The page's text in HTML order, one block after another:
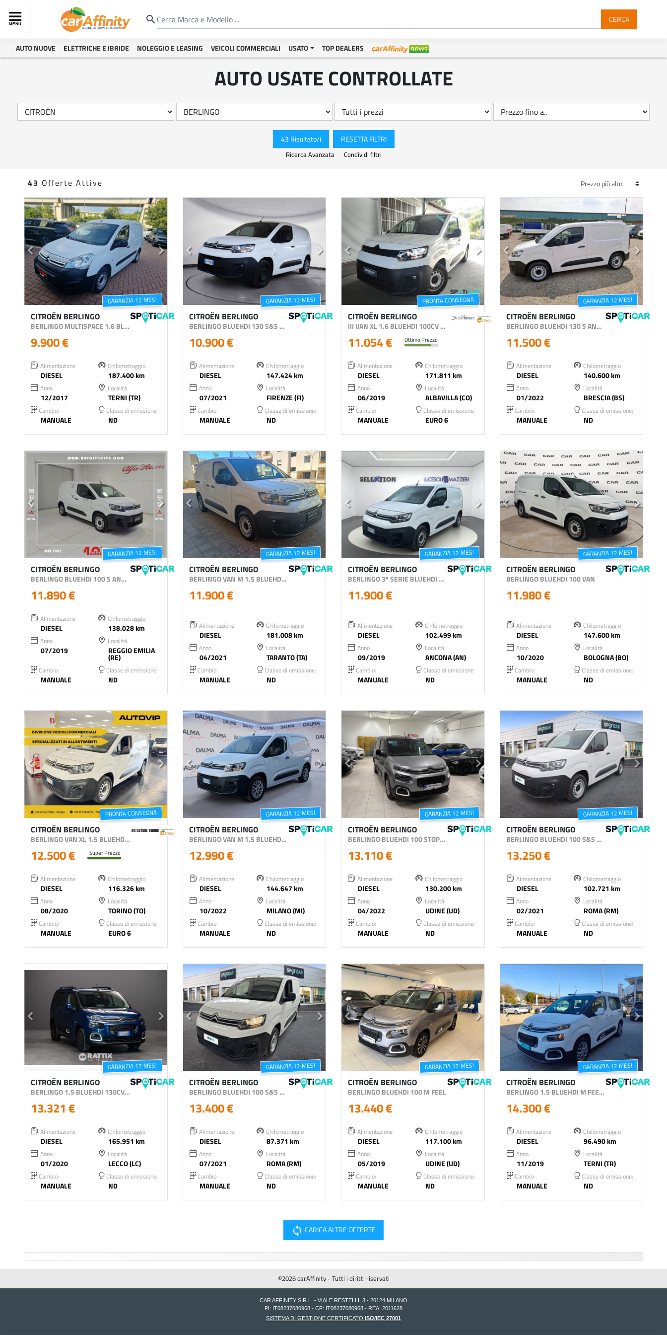
search CERCA
AUTO NUOVE ELETTRICHE E IBRIDE NOLEGGIO E LEASING VEICOLI COMMERCIALI USATO TOP DEALERS
AUTO USATE CONTROLLATE
43 Risultato/i RESETTA FILTRI
Ricerca Avanzata Condividi filtri
43 Offerte Attive
GARANZIA 12 MESI
CITROËN BERLINGO
BERLINGO MULTISPACE 1.6 BLUEHDI FEEL 100CV
9.900 €
Alimentazione
DIESEL
Chilometraggio
187.400 km
Anno
12/2017
Località
TERNI (TR)
Cambio:
MANUALE
Classe di emissione:
ND
GARANZIA 12 MESI
CITROËN BERLINGO
BERLINGO BLUEHDI 130 S&S M CLUB
10.900 €
Alimentazione
DIESEL
Chilometraggio
147.424 km
Anno
07/2021
Località
FIRENZE (FI)
Cambio:
MANUALE
Classe di emissione:
ND
PRONTA CONSEGNA
CITROËN BERLINGO
III VAN XL 1.6 BLUEHDI 100CV S&S CLUB 3P.TI
11.054 € Ottimo Prezzo
Alimentazione
DIESEL
Chilometraggio
171.811 km
Anno
06/2019
Località
ALBAVILLA (CO)
Cambio:
MANUALE
Classe di emissione:
EURO 6
GARANZIA 12 MESI
CITROËN BERLINGO
BERLINGO BLUEHDI 130 S AND S VAN M CLUB
11.500 €
Alimentazione
DIESEL
Chilometraggio
140.600 km
Anno
01/2022
Località
BRESCIA (BS)
Cambio:
MANUALE
Classe di emissione:
ND
GARANZIA 12 MESI
CITROËN BERLINGO
BERLINGO BLUEHDI 100 S AND S VAN M CONTROL FRIGO
11.890 €
Alimentazione
DIESEL
Chilometraggio
138.028 km
Anno
07/2019
Località
REGGIO EMILIA
(RE)
Cambio:
MANUALE
Classe di emissione:
ND
GARANZIA 12 MESI
CITROËN BERLINGO
BERLINGO VAN M 1.5 BLUEHDI 100CV CLUB 3P.TI
11.900 €
Alimentazione
DIESEL
Chilometraggio
181.008 km
Anno
04/2021
Località
TARANTO (TA)
Cambio:
MANUALE
Classe di emissione:
ND
GARANZIA 12 MESI
CITROËN BERLINGO
BERLINGO 3ª SERIE BLUEHDI 75 VAN M CONTROL
11.900 €
Alimentazione
DIESEL
Chilometraggio
102.499 km
Anno
09/2019
Località
ANCONA (AN)
Cambio:
MANUALE
Classe di emissione:
ND
GARANZIA 12 MESI
CITROËN BERLINGO
BERLINGO BLUEHDI 100 VAN
11.980 €
Alimentazione
DIESEL
Chilometraggio
147.600 km
Anno
10/2020
Località
BOLOGNA (BO)
Cambio:
MANUALE
Classe di emissione:
ND
PRONTA CONSEGNA
CITROËN BERLINGO
BERLINGO VAN XL 1.5 BLUEHDI 100CV S&S CLUB 3P.TI
12.500 € Super Prezzo
Alimentazione
DIESEL
Chilometraggio
116.326 km
Anno
08/2020
Località
TORINO (TO)
Cambio:
MANUALE
Classe di emissione:
EURO 6
GARANZIA 12 MESI
CITROËN BERLINGO
BERLINGO VAN M 1.5 BLUEHDI 100CV WORKER 10Q 3P.TI
12.990 €
Alimentazione
DIESEL
Chilometraggio
144.647 km
Anno
10/2022
Località
MILANO (MI)
Cambio:
MANUALE
Classe di emissione:
ND
GARANZIA 12 MESI
CITROËN BERLINGO
BERLINGO BLUEHDI 100 STOP&START M FEEL
13.110 €
Alimentazione
DIESEL
Chilometraggio
130.200 km
Anno
04/2022
Località
UDINE (UD)
Cambio:
MANUALE
Classe di emissione:
ND
GARANZIA 12 MESI
CITROËN BERLINGO
BERLINGO BLUEHDI 100 S&S M CLUB
13.250 €
Alimentazione
DIESEL
Chilometraggio
102.721 km
Anno
02/2021
Località
ROMA (RM)
Cambio:
MANUALE
Classe di emissione:
ND
GARANZIA 12 MESI
CITROËN BERLINGO
BERLINGO 1.5 BLUEHDI 130CV FEEL PACK
13.321 €
Alimentazione
DIESEL
Chilometraggio
165.951 km
Anno
01/2020
Località
LECCO (LC)
Cambio:
MANUALE
Classe di emissione:
ND
GARANZIA 12 MESI
CITROËN BERLINGO
BERLINGO BLUEHDI 100 S&S M CLUB
13.400 €
Alimentazione
DIESEL
Chilometraggio
87.371 km
Anno
07/2021
Località
ROMA (RM)
Cambio:
MANUALE
Classe di emissione:
ND
GARANZIA 12 MESI
CITROËN BERLINGO
BERLINGO BLUEHDI 100 M FEEL
13.440 €
Alimentazione
DIESEL
Chilometraggio
117.100 km
Anno
05/2019
Località
UDINE (UD)
Cambio:
MANUALE
Classe di emissione:
ND
GARANZIA 12 MESI
CITROËN BERLINGO
BERLINGO 1.5 BLUEHDI M FEEL S&S 100CV
14.300 €
Alimentazione
DIESEL
Chilometraggio
96.490 km
Anno
11/2019
Località
TERNI (TR)
Cambio:
MANUALE
Classe di emissione:
ND
cachedCARICA ALTRE OFFERTE
©2026 carAffinity - Tutti i diritti riservati
CAR AFFINITY S.R.L. - VIALE RESTELLI, 3 - 20124 MILANO
PI: IT08237080968 - CF: IT08237080968 - REA: 2011628
SISTEMA DI GESTIONE CERTIFICATO ISO/IEC 27001